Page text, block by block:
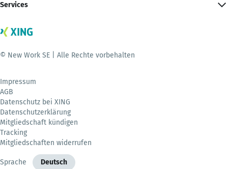
Services
© New Work SE | Alle Rechte vorbehalten
Impressum
AGB
Datenschutz bei XING
Datenschutzerklärung
Mitgliedschaft kündigen
Tracking
Mitgliedschaften widerrufen
Sprache Deutsch